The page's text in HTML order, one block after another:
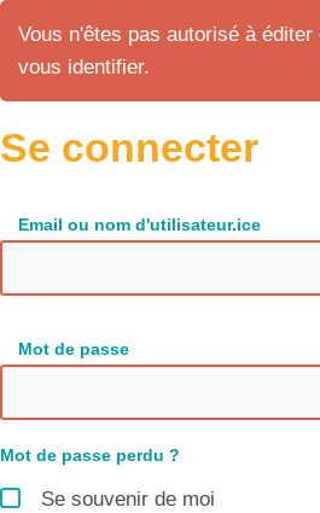
Vous n'êtes pas autorisé à
vous identifier.
Se connecter
Email ou nom d'utilisateur.ice
Mot de passe
Mot de passe perdu ?
Se souvenir de moi